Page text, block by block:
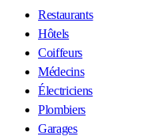
Restaurants
Hôtels
Coiffeurs
Médecins
Électriciens
Plombiers
Garages